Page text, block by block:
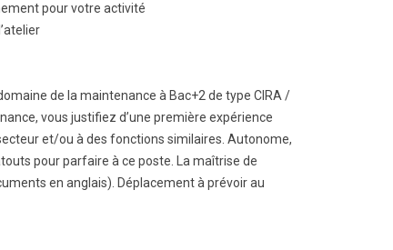
pour votre activité
de la maintenance à Bac+2 de type CIRA /
vous justifiez d’une première expérience
et/ou à des fonctions similaires. Autonome,
pour parfaire à ce poste. La maîtrise de
en anglais). Déplacement à prévoir au